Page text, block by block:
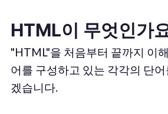
HTML이 무엇인가
"HTML"을 처음부터 끝까지 이
어를 구성하고 있는 각각의 단
겠습니다.